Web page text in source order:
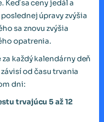
sa ceny jedál a
úpravy zvýšia
sa znovu zvýšia
opatrenia.
každý kalendárny deň
od času trvania
dni:
trvajúcu 5 až 12